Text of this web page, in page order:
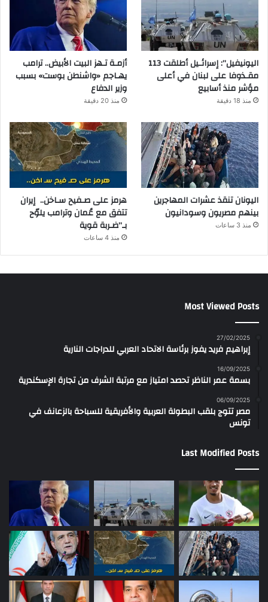
اليونيفيل”: إسرائـيل أطلقت 113
مقـذوفا على لبنان في أعلى
مؤشر منذ أسابيع
منذ 18 دقيقة
أزمـة تـهز البيت الأبيض.. ترامب
يهـاجم «واشنطن بوست» بسبب
وزير الدفاع
منذ 20 دقيقة
اليونان تنقذ عشرات المهاجرين
بينهم مصريون وسودانيون
منذ 3 ساعات
هرمز على صـفيح سـاخن.. إيران
تتفق مع عُمان وترامب يلوّح
بـ”ضـربة قوية
منذ 4 ساعات
Most Viewed Posts
27/02/2025
إبراهيم فريد يفوز برئاسة الاتحاد العربي للدراجات النارية
16/09/2025
بسمة عمر الناظر تحصد امتياز مع مرتبة الشرف من تجارة الإسكندرية
06/09/2025
مصر تتوج بلقب البطولة العربية والأفريقية للسباحة بالزعانف في
تونس
Last Modified Posts